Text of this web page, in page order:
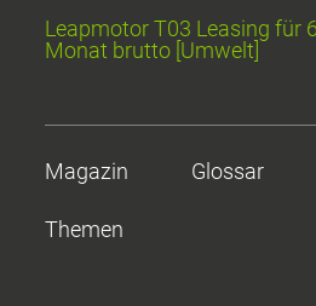
Leapmotor T03 Leasing für
Monat brutto [Umwelt]
Magazin Glossar
Themen